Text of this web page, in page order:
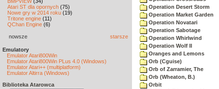
Atari ST dla opornych (75)
Nowe gry w 2014 roku (19)
Tritone engine (11)
QChan Engine (6)
nowsze starsze
Emulatory
Emulator Atari800Win
Emulator Atari800Win PLus 4.0 (Windows)
Emulator Atari++ (multiplatform)
Emulator Altirra (Windows)
Biblioteka Atarowca
Operation Desert Storm
Operation Market Garden
Operation Novatari
Operation Sabotage
Operation Whirlwind
Operation Wolf II
Oranges and Lemons
Orb (Cguise)
Orb of Zarramier, The
Orb (Wheaton, B.)
Orbit